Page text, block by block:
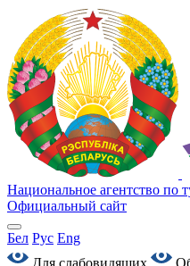
Национальное агентство по
Официальный сайт
Бел Рус Eng
Для слабовидящих